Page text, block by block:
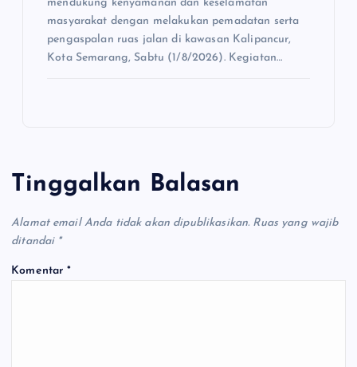
mendukung kenyamanan dan keselamatan
masyarakat dengan melakukan pemadatan serta
pengaspalan ruas jalan di kawasan Kalipancur,
Kota Semarang, Sabtu (1/8/2026). Kegiatan…
Tinggalkan Balasan
Alamat email Anda tidak akan dipublikasikan. Ruas yang wajib
ditandai *
Komentar*